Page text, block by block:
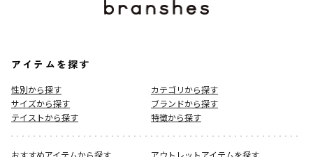
アイテムを探す
性別から探す
カテゴリから探す
サイズから探す
ブランドから探す
テイストから探す
特徴から探す
おすすめアイテムから探す
アウトレットアイテムを探す